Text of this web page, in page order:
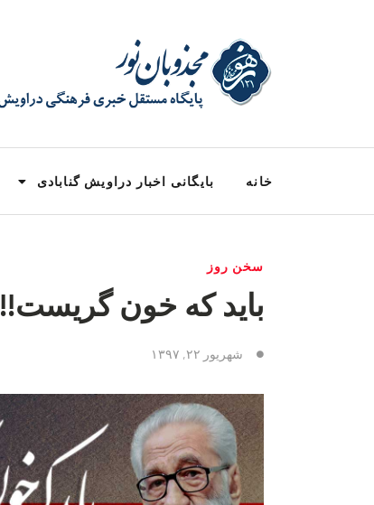
خانه بایگانی اخبار دراویش گنابادی
سخن روز
باید که خون گریست!!
شهریور ۲۲, ۱۳۹۷